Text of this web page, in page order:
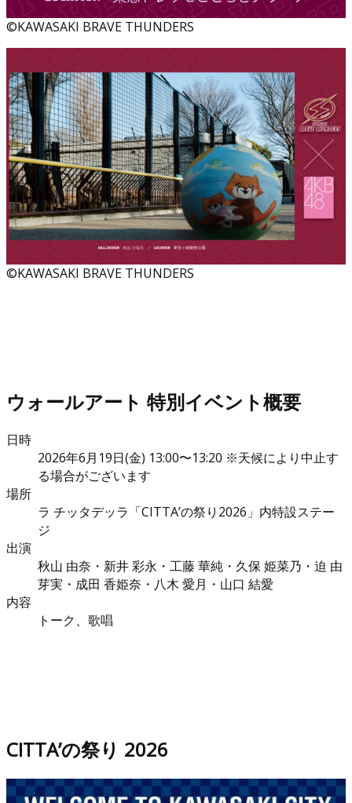
©KAWASAKI BRAVE THUNDERS
©KAWASAKI BRAVE THUNDERS
ウォールアート 特別イベント概要
日時
2026年6月19日(金) 13:00〜13:20 ※天候により中止す
る場合がございます
場所
ラ チッタデッラ「CITTA’の祭り2026」内特設ステー
ジ
出演
秋山 由奈・新井 彩永・工藤 華純・久保 姫菜乃・迫 由
芽実・成田 香姫奈・八木 愛月・山口 結愛
内容
トーク、歌唱
CITTA’の祭り 2026